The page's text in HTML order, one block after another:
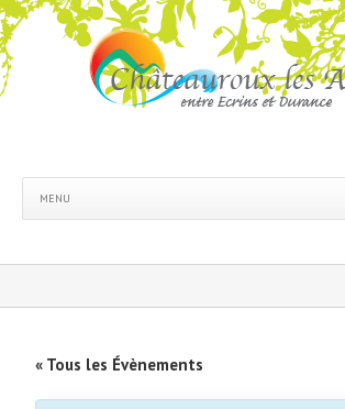
MENU
« Tous les Évènements